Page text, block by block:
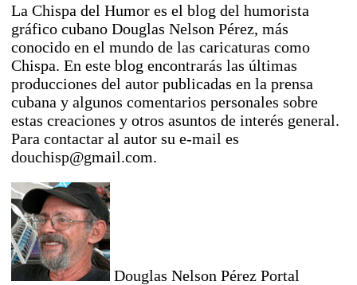
La Chispa del Humor es el blog del humorista
gráfico cubano Douglas Nelson Pérez, más
conocido en el mundo de las caricaturas como
Chispa. En este blog encontrarás las últimas
producciones del autor publicadas en la prensa
cubana y algunos comentarios personales sobre
estas creaciones y otros asuntos de interés general.
Para contactar al autor su e-mail es
douchisp@gmail.com.
Douglas Nelson Pérez Portal